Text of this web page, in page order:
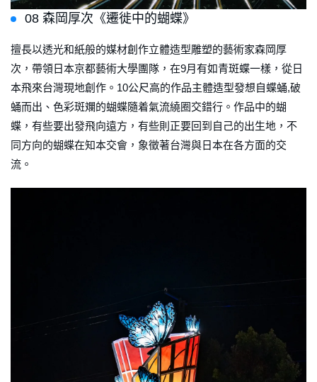
08 森岡厚次《遷徙中的蝴蝶》
擅長以透光和紙般的媒材創作立體造型雕塑的藝術家森岡厚
次，帶領日本京都藝術大學團隊，在9月有如青斑蝶一樣，從日
本飛來台灣現地創作。10公尺高的作品主體造型發想自蝶蛹,破
蛹而出、色彩斑斕的蝴蝶隨着氣流繞圈交錯行。作品中的蝴
蝶，有些要出發飛向遠方，有些則正要回到自己的出生地，不
同方向的蝴蝶在知本交會，象徵著台灣與日本在各方面的交
流。